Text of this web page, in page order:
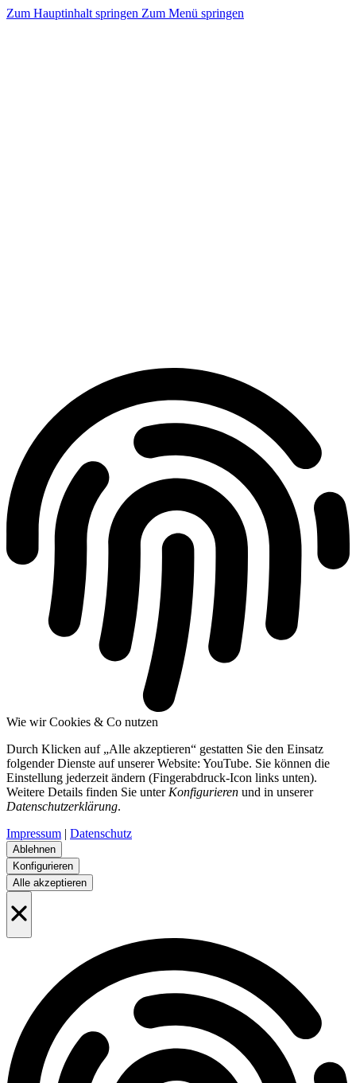
Zum Hauptinhalt springen Zum Menü springen
Wie wir Cookies & Co nutzen
Durch Klicken auf „Alle akzeptieren“ gestatten Sie den Einsatz
folgender Dienste auf unserer Website: YouTube. Sie können die
Einstellung jederzeit ändern (Fingerabdruck-Icon links unten).
Weitere Details finden Sie unter Konfigurieren und in unserer
Datenschutzerklärung.
Impressum | Datenschutz
Ablehnen
Konfigurieren
Alle akzeptieren